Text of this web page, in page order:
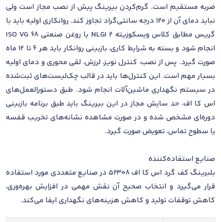
ضربه مستقیم است. گرم‌کردن بیرینگ پیش از نصب مجاز است ولی
نباید دمای آن از 120 درجه سانتی‌گراد تجاوز کند. روانکاری اولیه باید با
گریس مطابق کلاس ویسکوزیته NLGI 2 یا روغن صنعتی ISO VG 68
انجام شود و بسته به شرایط کاری، بازبینی روانکار باید هر 6 تا 12 ماه
صورت گیرد. پس از نصب، کنترل نویز، لرزش، لقی محوری و دمای اولیه
بسیار مهم است. این کنترل‌ها باید در قالب چک‌لیست‌های ثبت‌شده
در سیستم نگهداری ماشین‌آلات انجام شود. طبق دستورالعمل‌های
اس کا اف، حد سایش مجاز در این بیرینگ باید طبق برنامه بازبینی
دوره‌ای مشخص شده و در صورت مشاهده نشانه‌های تخریب قفسه
یا سطوح تماس، تعویض صورت گیرد.
صنایع استفاده‌کننده
بلبرینگ کف گرد اس کا اف 52308 در صنایع متعددی مورد استفاده
قرار می‌گیرد و انتخاب صحیح آن نقش مهمی در افزایش بهره‌وری،
کاهش توقفات تولید و کاهش هزینه‌های نگهداری ایفا می‌کند.